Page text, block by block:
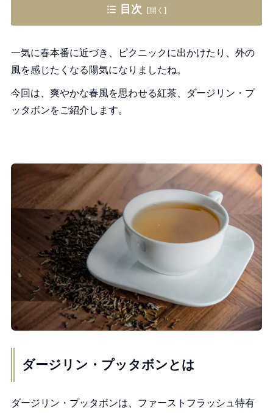
目次
ファーストフラッシュとは
セカンドフラッシュ
今月のおススメ茶葉【ダージリン・プッタボン】
おすすめの楽しみ方
一気に春本番に近づき、ピクニックに出かけたり、外の
風を感じたくなる陽気になりましたね。
今回は、爽やかな春風を思わせる紅茶、ダージリン・プ
ッタボンをご紹介します。
ダージリン・プッタボンとは
ダージリン・プッタボンは、ファーストフラッシュ特有